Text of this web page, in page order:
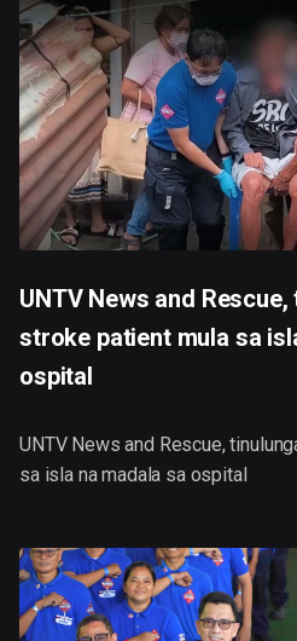
UNTV News and
stroke patient mula sa
ospital
UNTV News and Rescue,
sa isla na madala sa ospital